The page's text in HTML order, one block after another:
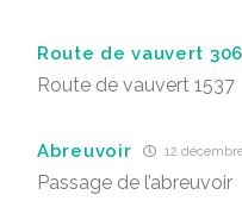
Route de vauvert 306
Route de vauvert 1537
Abreuvoir 12
Passage de l’abreuvoir